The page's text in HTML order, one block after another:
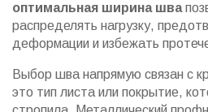
оптимальная ширина шва
распределять нагрузку,
деформации и избежать
Выбор шва напрямую связан с
это тип листа или покрытие,